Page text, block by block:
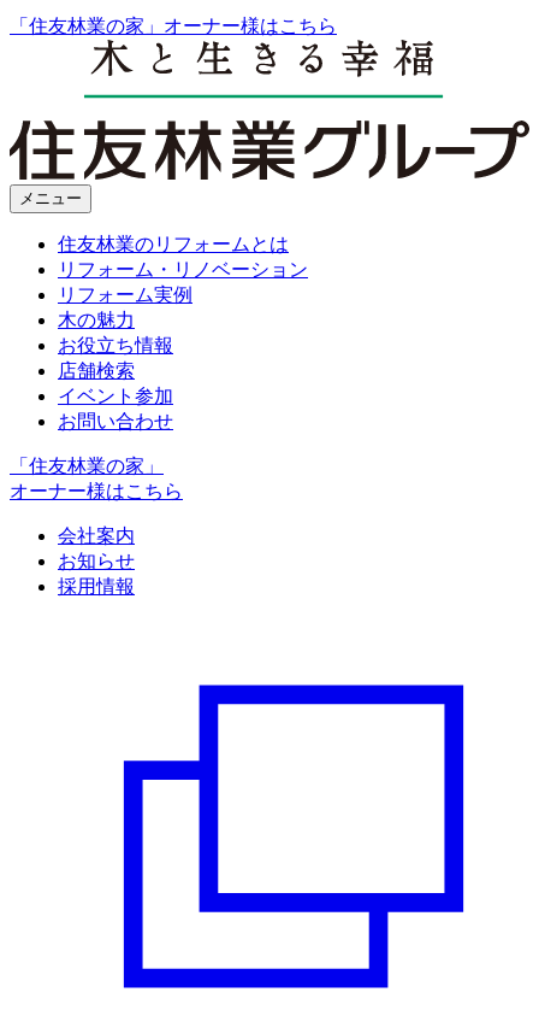
「住友林業の家」オーナー様はこちら
メニュー
住友林業のリフォームとは
リフォーム・リノベーション
リフォーム実例
木の魅力
お役立ち情報
店舗検索
イベント参加
お問い合わせ
「住友林業の家」
オーナー様はこちら
会社案内
お知らせ
採用情報